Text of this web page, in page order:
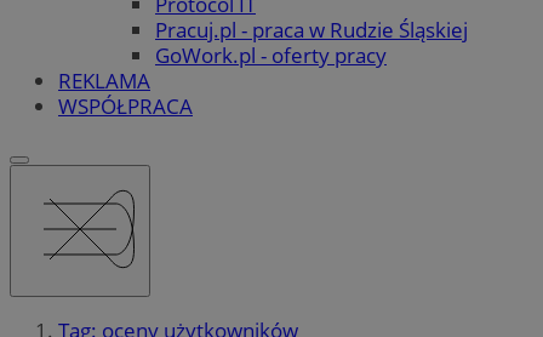
Pracuj.pl - praca w Rudzie Śląskiej
GoWork.pl - oferty pracy
REKLAMA
WSPÓŁPRACA
Tag: oceny użytkowników